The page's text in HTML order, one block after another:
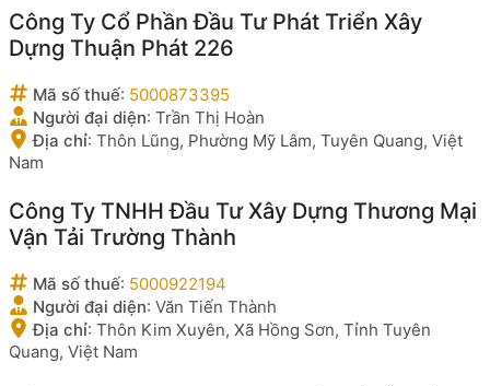
Công Ty Cổ Phần Đầu Tư Phát Triển Xây
Dựng Thuận Phát 226
Mã số thuế: 5000873395
Người đại diện: Trần Thị Hoàn
Địa chỉ: Thôn Lũng, Phường Mỹ Lâm, Tuyên Quang, Việt
Nam
Công Ty TNHH Đầu Tư Xây Dựng Thương Mại
Vận Tải Trường Thành
Mã số thuế: 5000922194
Người đại diện: Văn Tiến Thành
Địa chỉ: Thôn Kim Xuyên, Xã Hồng Sơn, Tỉnh Tuyên
Quang, Việt Nam